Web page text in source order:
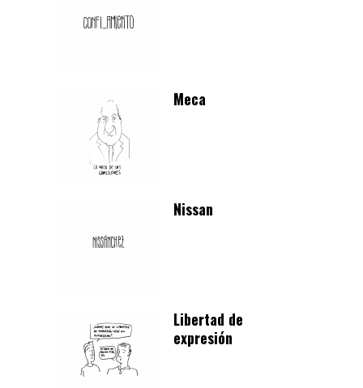
Meca
Nissan
Libertad de
expresión